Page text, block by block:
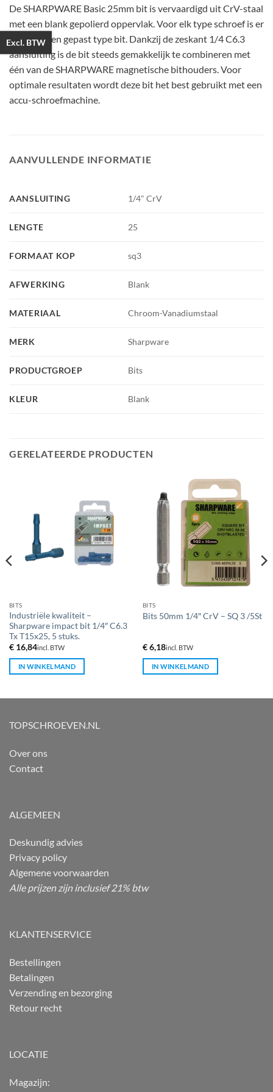
De SHARPWARE Basic 25mm bit is vervaardigd uit CrV-staal
met een blank gepolierd oppervlak. Voor elk type schroef is er
namelijk een gepast type bit. Dankzij de zeskant 1/4 C6.3
aansluiting is de bit steeds gemakkelijk te combineren met
één van de SHARPWARE magnetische bithouders. Voor
optimale resultaten wordt deze bit het best gebruikt met een
accu-schroefmachine.
AANVULLENDE INFORMATIE
AANSLUITING 1/4" CrV
LENGTE 25
FORMAAT KOP sq3
AFWERKING Blank
MATERIAAL Chroom-Vanadiumstaal
MERK Sharpware
PRODUCTGROEP Bits
KLEUR Blank
GERELATEERDE PRODUCTEN
BITS
Industriële kwaliteit –
Sharpware impact bit 1/4″ C6.3
Tx T15x25, 5 stuks.
€16,84incl. BTW
IN WINKELMAND
BITS
Bits 50mm 1/4″ CrV – SQ 3 /5St
€6,18incl. BTW
IN WINKELMAND
TOPSCHROEVEN.NL
Over ons
Contact
ALGEMEEN
Deskundig advies
Privacy policy
Algemene voorwaarden
Alle prijzen zijn inclusief 21% btw
KLANTENSERVICE
Bestellingen
Betalingen
Verzending en bezorging
Retour recht
LOCATIE
Magazijn:
Excl. BTW